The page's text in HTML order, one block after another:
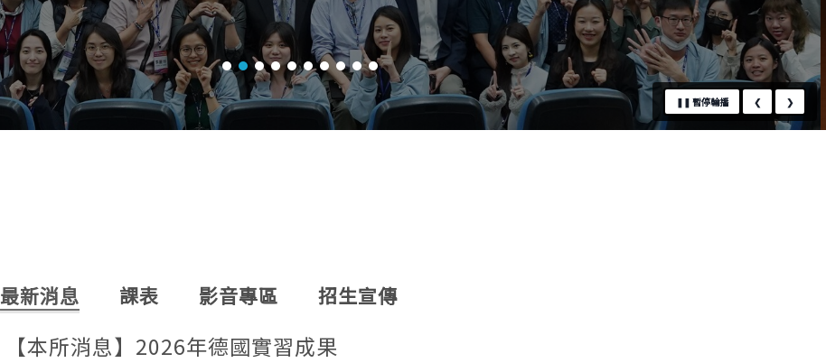
❚❚ 暫停輪播 ❮ ❯
最新消息 課表 影音專區
招生宣傳
【本所消息】2026年德國實習成果